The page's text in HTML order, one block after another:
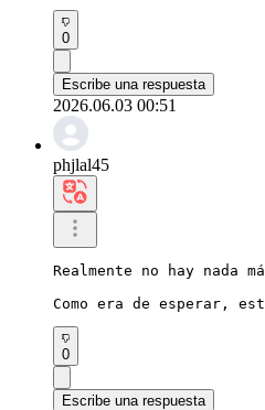
0
Escribe una respuesta
2026.06.03 00:51
phjlal45
Realmente no hay nada
Como era de esperar,
0
Escribe una respuesta